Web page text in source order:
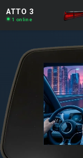
ATTO 3
1 online